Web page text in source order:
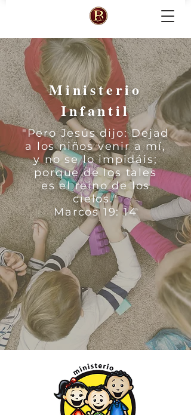
Ministerio
Infantil
"Pero Jesús dijo: Dejad
a los niños venir a mí,
y no se lo impidáis;
porque de los tales
es el reino de los
cielos."
Marcos 19: 14